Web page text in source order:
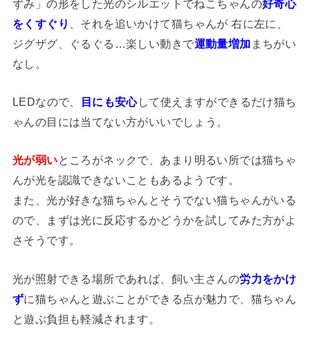
ずみ」の形をした光のシルエットでねこちゃんの好奇心
をくすぐり
、それを追いかけて猫ちゃんが 右に左に、
ジグザグ、ぐるぐる…楽しい動きで運動量増加 まちがい
なし。
LEDなので、 目にも安心して使えますができるだけ猫ち
ゃんの目には当てない方がいいでしょう。
光が弱いところがネックで、あまり明るい所では猫ちゃ
んが光を認識できないこともあるようです。
また、光が好きな猫ちゃんとそうでない猫ちゃんがいる
ので、まずは光に反応するかどうかを試してみた方がよ
さそうです。
光が照射できる場所であれば、飼い主さんの労力をかけ
ずに猫ちゃんと遊ぶことができる点が魅力で、猫ちゃん
と遊ぶ負担も軽減されます。